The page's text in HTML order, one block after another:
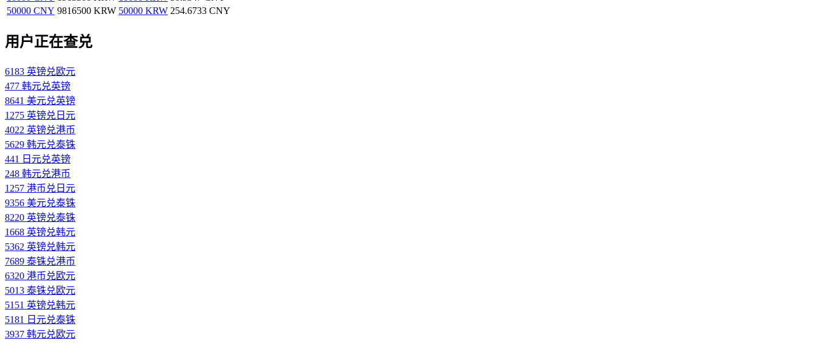
50000 CNY 9816500 KRW 50000 KRW 254.6733 CNY
用户正在查兑
6183 英镑兑欧元
477 韩元兑英镑
8641 美元兑英镑
1275 英镑兑日元
4022 英镑兑港币
5629 韩元兑泰铢
441 日元兑英镑
248 韩元兑港币
1257 港币兑日元
9356 美元兑泰铢
8220 英镑兑泰铢
1668 英镑兑韩元
5362 英镑兑韩元
7689 泰铢兑港币
6320 港币兑欧元
5013 泰铢兑欧元
5151 英镑兑韩元
5181 日元兑泰铢
3937 韩元兑欧元